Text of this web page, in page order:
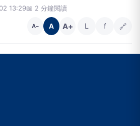
13:29📖 2 分鐘閱讀
A− A A+ L f 🔗